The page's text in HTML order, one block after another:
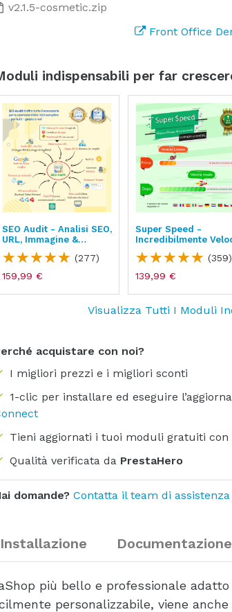
v2.1.5-cosmetic.zip
Front Office
indispensabili per far
SEO Audit - Analisi SEO,
URL, Immagine &
Sitemap
(277)
159,99 €
Super Speed -
Incredibilmente
- WebP, Cache Di
& SEO
(359)
139,99 €
Visualizza Tutti I Moduli
acquistare con noi?
I migliori prezzi e i migliori sconti
1-clic per installare ed eseguire
Tieni aggiornati i tuoi moduli gratuiti con
Qualità verificata da PrestaHero
domande? Contatta il team di assistenza
Installazione Documentazione
più bello e professionale
personalizzabile, viene